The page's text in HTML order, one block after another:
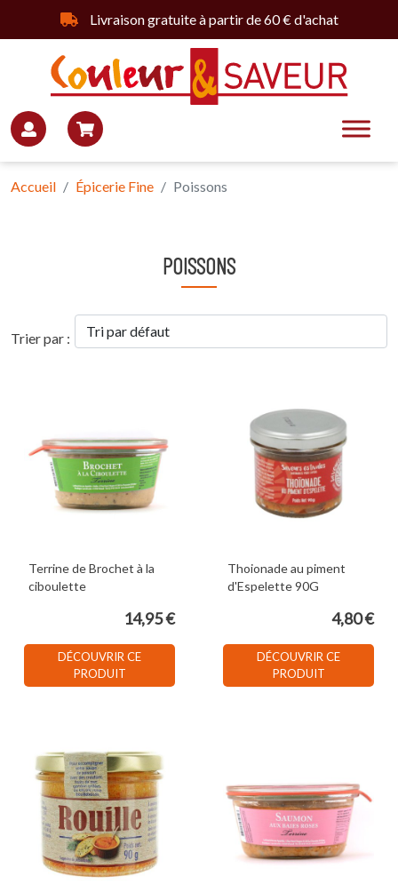
Livraison gratuite à partir de 60 € d'achat
Accueil Épicerie Fine Poissons
POISSONS
Trier par :
Terrine de Brochet à la
ciboulette
14,95 €
DÉCOUVRIR CE
PRODUIT
Thoionade au piment
d'Espelette 90G
4,80 €
DÉCOUVRIR CE
PRODUIT